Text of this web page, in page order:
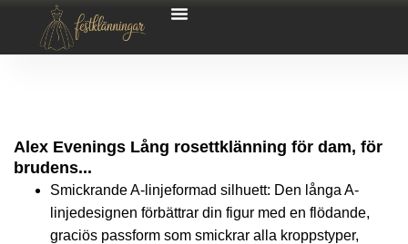
Alex Evenings Lång rosettklänning för dam, för
brudens...
Smickrande A-linjeformad silhuett: Den långa A-
linjedesignen förbättrar din figur med en flödande,
graciös passform som smickrar alla kroppstyper,